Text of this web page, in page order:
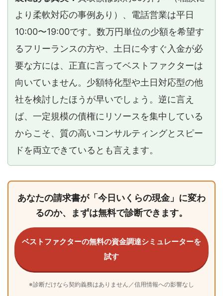
より柔軟対応の事例あり）、電話営業は平日
10:00〜19:00です。数万円単位の少額を希望す
るフリーランスの方や、土日に今すぐ入金が必
要な方には、正直に言ってベストファクターは
向いていません。少額特化型や土日対応型の他
社を検討したほうが早いでしょう。逆に言え
ば、一定規模の債権にリソースを集中している
からこそ、質の高いコンサルティングとスピー
ドを両立できているとも言えます。
あなたの請求書が「今日いくらの現金」に変わ
るのか、まずは無料で診断できます。
ベストファクターの無料の資金調達シミュレーターを
試す
※診断だけなら契約義務はありません／信用情報への影響なし